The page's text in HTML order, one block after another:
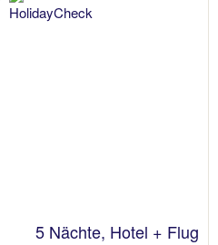
5 Nächte, Hotel + Flug